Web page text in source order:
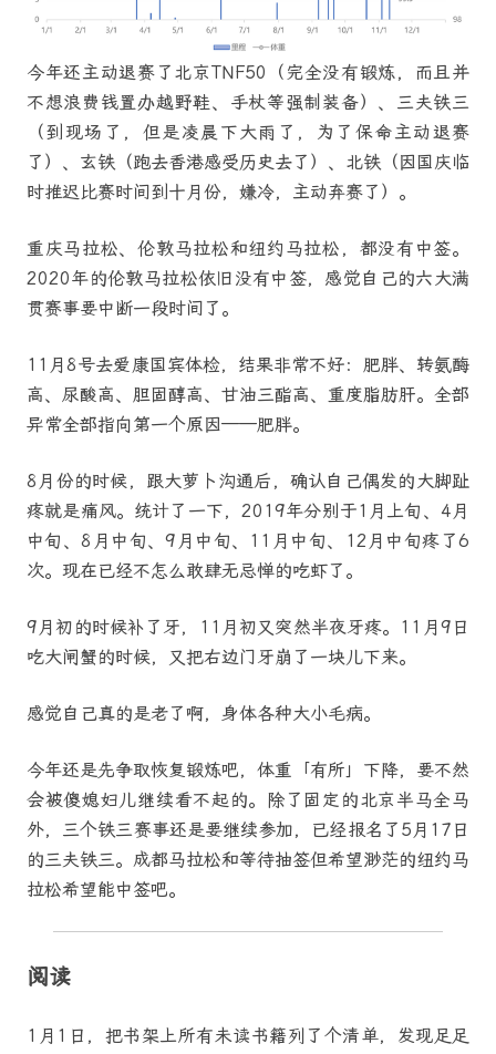
今年还主动退赛了北京TNF50（完全没有锻炼，而且并
不想浪费钱置办越野鞋、手杖等强制装备）、三夫铁三
（到现场了，但是凌晨下大雨了，为了保命主动退赛
了）、玄铁（跑去香港感受历史去了）、北铁（因国庆临
时推迟比赛时间到十月份，嫌冷，主动弃赛了）。
重庆马拉松、伦敦马拉松和纽约马拉松，都没有中签。
2020年的伦敦马拉松依旧没有中签，感觉自己的六大满
贯赛事要中断一段时间了。
11月8号去爱康国宾体检，结果非常不好：肥胖、转氨酶
高、尿酸高、胆固醇高、甘油三酯高、重度脂肪肝。全部
异常全部指向第一个原因——肥胖。
8月份的时候，跟大萝卜沟通后，确认自己偶发的大脚趾
疼就是痛风。统计了一下，2019年分别于1月上旬、4月
中旬、8月中旬、9月中旬、11月中旬、12月中旬疼了6
次。现在已经不怎么敢肆无忌惮的吃虾了。
9月初的时候补了牙，11月初又突然半夜牙疼。11月9日
吃大闸蟹的时候，又把右边门牙崩了一块儿下来。
感觉自己真的是老了啊，身体各种大小毛病。
今年还是先争取恢复锻炼吧，体重「有所」下降，要不然
会被傻媳妇儿继续看不起的。除了固定的北京半马全马
外，三个铁三赛事还是要继续参加，已经报名了5月17日
的三夫铁三。成都马拉松和等待抽签但希望渺茫的纽约马
拉松希望能中签吧。
阅读
1月1日，把书架上所有未读书籍列了个清单，发现足足